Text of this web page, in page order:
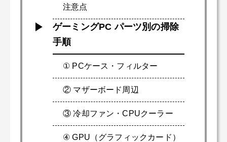
注意点
ゲーミングPC パーツ別の掃除
手順
① PCケース・フィルター
② マザーボード周辺
③ 冷却ファン・CPUクーラー
④ GPU（グラフィックカード）